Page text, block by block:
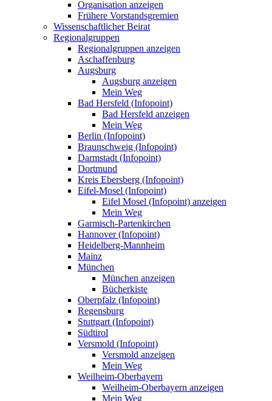
Organisation anzeigen
Frühere Vorstandsgremien
Wissenschaftlicher Beirat
Regionalgruppen
Regionalgruppen anzeigen
Aschaffenburg
Augsburg
Augsburg anzeigen
Mein Weg
Bad Hersfeld (Infopoint)
Bad Hersfeld anzeigen
Mein Weg
Berlin (Infopoint)
Braunschweig (Infopoint)
Darmstadt (Infopoint)
Dortmund
Kreis Ebersberg (Infopoint)
Eifel-Mosel (Infopoint)
Eifel Mosel (Infopoint) anzeigen
Mein Weg
Garmisch-Partenkirchen
Hannover (Infopoint)
Heidelberg-Mannheim
Mainz
München
München anzeigen
Bücherkiste
Oberpfalz (Infopoint)
Regensburg
Stuttgart (Infopoint)
Südtirol
Versmold (Infopoint)
Versmold anzeigen
Mein Weg
Weilheim-Oberbayern
Weilheim-Oberbayern anzeigen
Mein Weg